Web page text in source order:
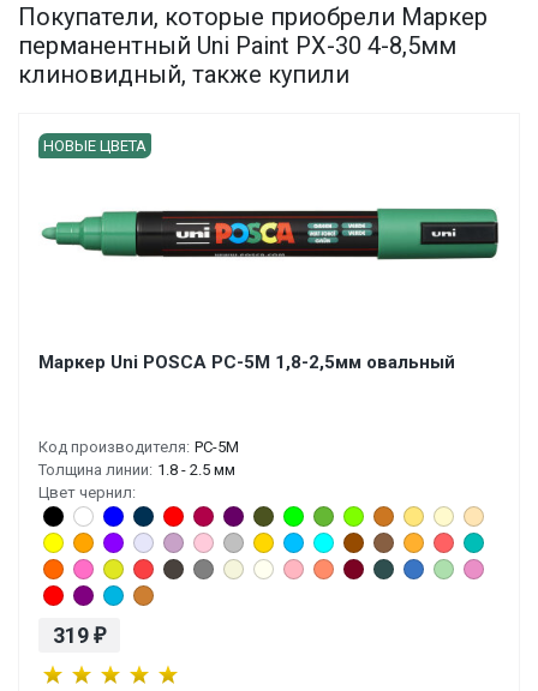
Покупатели, которые приобрели Маркер
перманентный Uni Paint PX-30 4-8,5мм
клиновидный, также купили
Маркер Uni POSCA PC-5M 1,8-2,5мм овальный
Код производителя: PC-5M
Толщина линии: 1.8 - 2.5 мм
Цвет чернил:
319 ₽
НОВЫЕ ЦВЕТА